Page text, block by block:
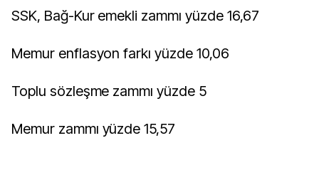
SSK, Bağ-Kur emekli zammı yüzde 16,67
Memur enflasyon farkı yüzde 10,06
Toplu sözleşme zammı yüzde 5
Memur zammı yüzde 15,57